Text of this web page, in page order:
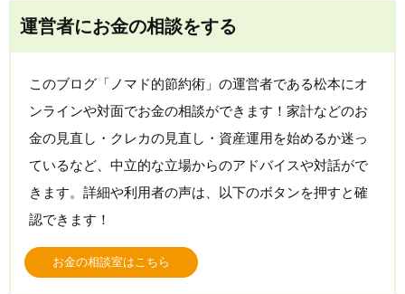
運営者にお金の相談をする
このブログ「ノマド的節約術」の運営者である松本にオ
ンラインや対面でお金の相談ができます！家計などのお
金の見直し・クレカの見直し・資産運用を始めるか迷っ
ているなど、中立的な立場からのアドバイスや対話がで
きます。詳細や利用者の声は、以下のボタンを押すと確
認できます！
お金の相談室はこちら